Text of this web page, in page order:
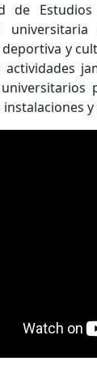
de
y
actividades
instalaciones